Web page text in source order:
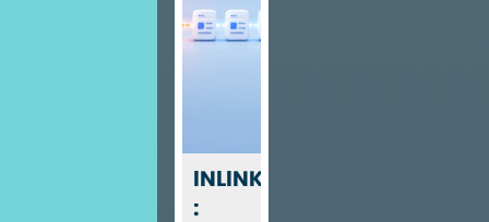
INLINKS
: